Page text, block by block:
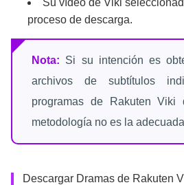
Su vídeo de Viki
proceso de descarga.
Nota: Si su intención es
archivos de subtítulos
programas de Rakuten Viki
metodología no es la
Descargar Dramas de Rakuten